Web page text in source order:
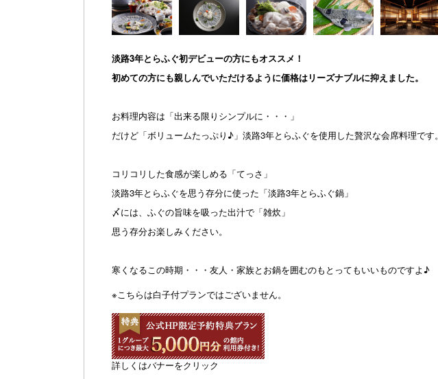
淡路3年とらふぐ初デビューの方にもオススメ！
初めての方にも親しんでいただけるように価格はリーズナブルに抑えました。
お料理内容は「出来る限りシンプルに・・・」
だけど「ボリュームたっぷり♪」淡路3年とらふぐを使用した贅沢な会席料理です。
コリコリした食感が楽しめる「てっさ」
淡路3年とらふぐを思う存分に使った「淡路3年とらふぐ鍋」
〆には、ふぐの旨味を吸った出汁で「雑炊」
思う存分お楽しみください。
寒くなるこの時期・・・友人・家族とお鍋を囲むのもとってもいいものですよ♪
※こちらは白子付プランではございません。
詳しくはバナーをクリック